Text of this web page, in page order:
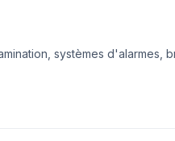
systèmes d'alarmes,